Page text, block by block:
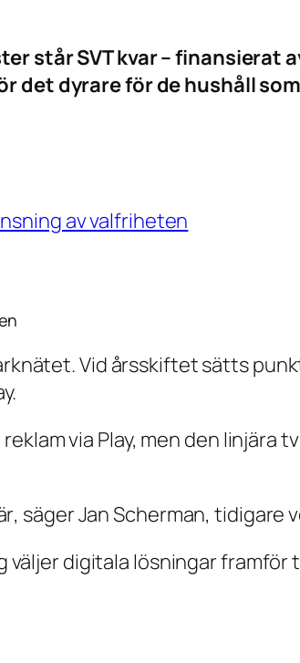
står SVT kvar – finansierat
det dyrare för de hushåll
av valfriheten
Vid årsskiftet sätts
via Play, men den linjära
, säger Jan Scherman, tidigare
digitala lösningar framför